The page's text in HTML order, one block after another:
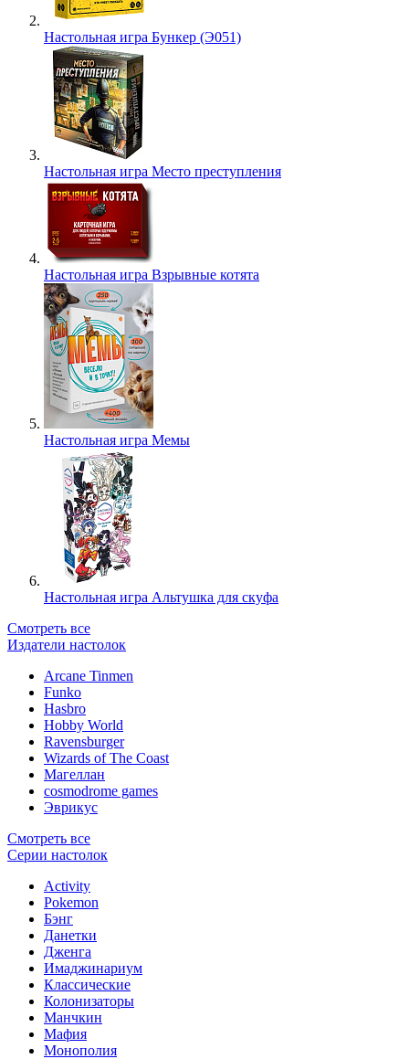
Настольная игра Бункер (Э051)
Настольная игра Место преступления
Настольная игра Взрывные котята
Настольная игра Мемы
Настольная игра Альтушка для скуфа
Смотреть все
Издатели настолок
Arcane Tinmen
Funko
Hasbro
Hobby World
Ravensburger
Wizards of The Coast
Магеллан
сosmodrome games
Эврикус
Смотреть все
Серии настолок
Activity
Pokemon
Бэнг
Данетки
Дженга
Имаджинариум
Классические
Колонизаторы
Манчкин
Мафия
Монополия